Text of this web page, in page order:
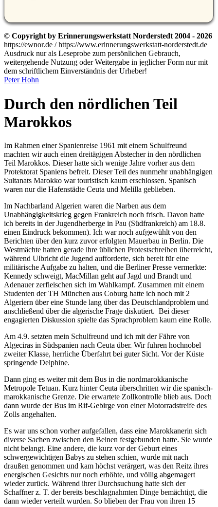
© Copyright by Erinnerungswerkstatt Norderstedt 2004 - 2026
https://ewnor.de / https://www.erinnerungswerkstatt-norderstedt.de
Ausdruck nur als Leseprobe zum persönlichen Gebrauch,
weitergehende Nutzung oder Weitergabe in jeglicher Form nur mit
dem schriftlichem Einverständnis der Urheber!
Peter Hohn
Durch den nördlichen Teil
Marokkos
Im Rahmen einer Spanienreise 1961 mit einem Schulfreund
machten wir auch einen dreitägigen Abstecher in den nördlichen
Teil Marokkos. Dieser hatte sich wenige Jahre vorher aus dem
Protektorat Spaniens befreit. Dieser Teil des nunmehr unabhängigen
Sultanats Marokko war touristisch kaum erschlossen. Spanisch
waren nur die Hafenstädte Ceuta und Melilla geblieben.
Im Nachbarland Algerien waren die Narben aus dem
Unabhängigkeitskrieg gegen Frankreich noch frisch. Davon hatte
ich bereits in der Jugendherberge in Pau (Südfrankreich) am 18.8.
einen Eindruck bekommen). Ich war noch aufgewühlt von den
Berichten über den kurz zuvor erfolgten Mauerbau in Berlin. Die
Westmächte hatten gerade ihre üblichen Protestschreiben überreicht,
während Ulbricht die Jugend aufforderte, sich bereit für eine
militärische Aufgabe zu halten, und die Berliner Presse vermerkte:
Kennedy schweigt, MacMillan geht auf Jagd und Brandt und
Adenauer zerfleischen sich im Wahlkampf. Zusammen mit einem
Studenten der TH München aus Coburg hatte ich noch mit 2
Algeriern über eine Stunde lang über das Deutschlandproblem und
anschließend über die algerische Frage diskutiert. Bei dieser
engagierten Diskussion spielte das Sprachproblem kaum eine Rolle.
Am 4.9. setzten mein Schulfreund und ich mit der Fähre von
Algeciras in Südspanien nach Ceuta über. Wir fuhren hochnobel
zweiter Klasse, herrliche Überfahrt bei guter Sicht. Vor der Küste
springende Delphine.
Dann ging es weiter mit dem Bus in die nordmarokkanische
Metropole Tetuan. Kurz hinter Ceuta überschritten wir die spanisch-
marokkanische Grenze. Die erwartete Zollkontrolle blieb aus. Doch
dann wurde der Bus im Rif-Gebirge von einer Motorradstreife des
Zolls angehalten.
Es war uns schon vorher aufgefallen, dass eine Marokkanerin sich
diverse Sachen zwischen den Beinen festgebunden hatte. Sie wurde
nicht belangt. Eine andere, die kurz vor der Geburt eines
schwergewichtigen Babys zu stehen schien, wurde mit nach
draußen genommen und kam höchst verärgert, was den Reitz ihres
energischen Gesichts nur noch erhöhte, und völlig abgemagert
wieder zurück. Während ihrer Durchsuchung hatte sich der
Schaffner z. T. der bereits beschlagnahmten Dinge bemächtigt, die
dann wieder verteilt wurden. So blieben der Frau von ihren 15